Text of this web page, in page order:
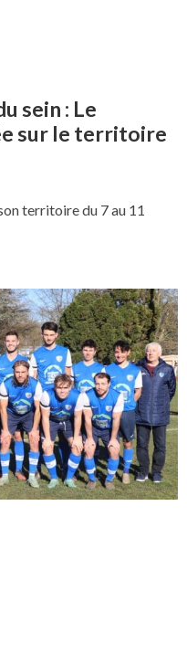
sein : Le
sur le territoire
territoire du 7 au 11